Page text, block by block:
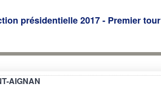
présidentielle 2017 - Premier tour
AIGNAN